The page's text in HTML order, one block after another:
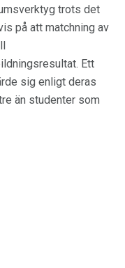
trots det
på att matchning av
Ett
sig enligt deras
än studenter som